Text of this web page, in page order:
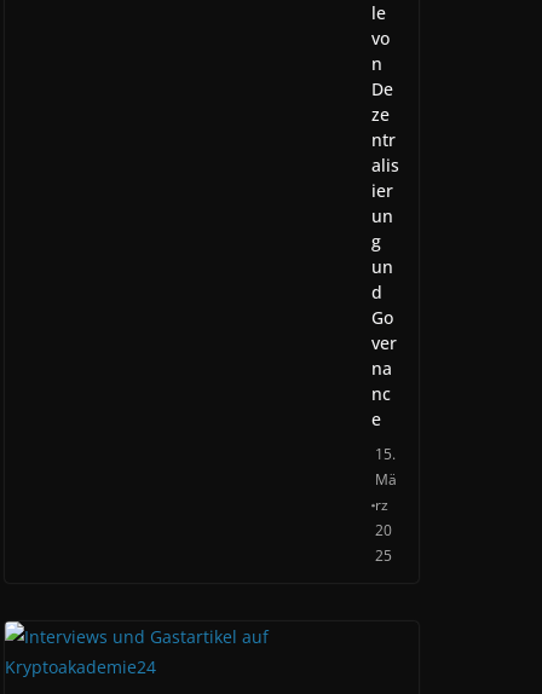
le
vo
n
De
ze
ntr
alis
ier
un
g
un
d
Go
ver
na
nc
e
15.
Mä
rz
20
25